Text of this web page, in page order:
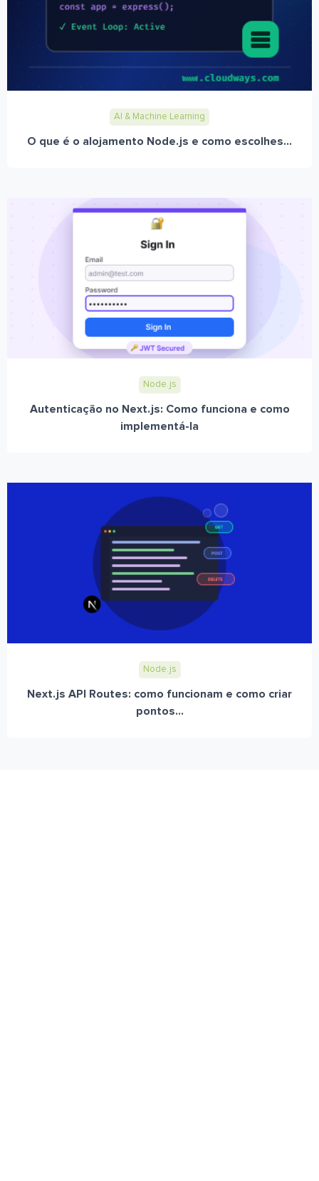
AI & Machine Learning
O que é o alojamento Node.js e como escolhes...
Node.js
Autenticação no Next.js: Como funciona e como
implementá-la
Node.js
Next.js API Routes: como funcionam e como criar
pontos...